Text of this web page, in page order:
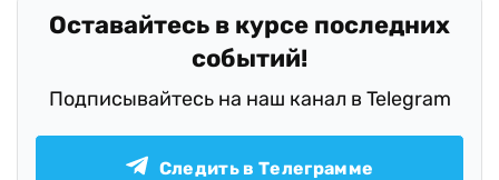
Оставайтесь в курсе последних
событий!
Подписывайтесь на наш канал в Telegram
Следить в Телеграмме